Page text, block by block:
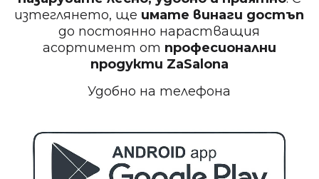
изтеглянето, ще имате винаги достъп
до постоянно нарастващия
асортимент от професионални
продукти ZaSalona
Удобно на телефона